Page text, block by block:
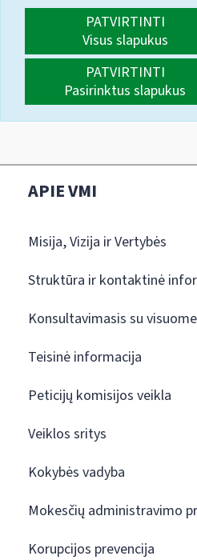
PATVIRTINTI
Visus slapukus
PATVIRTINTI
Pasirinktus slapukus
APIE VMI
Misija, Vizija ir Vertybės
Struktūra ir kontaktinė
Konsultavimasis su
Teisinė informacija
Peticijų komisijos veikla
Veiklos sritys
Kokybės vadyba
Mokesčių administravimo
Korupcijos prevencija